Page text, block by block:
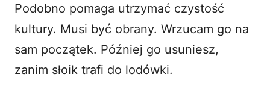
Podobno pomaga utrzymać czystość
kultury. Musi być obrany. Wrzucam go na
sam początek. Później go usuniesz,
zanim słoik trafi do lodówki.